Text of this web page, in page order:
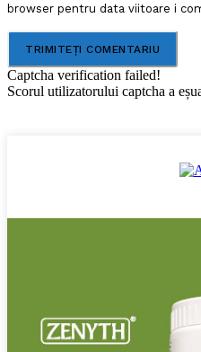
browser pentru data viitoare i
Captcha verification failed!
Scorul utilizatorului captcha a